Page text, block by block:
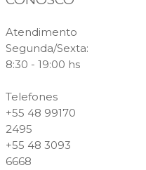
Atendimento
Segunda/Sexta:
8:30 - 19:00 hs
Telefones
+55 48 99170
2495
+55 48 3093
6668